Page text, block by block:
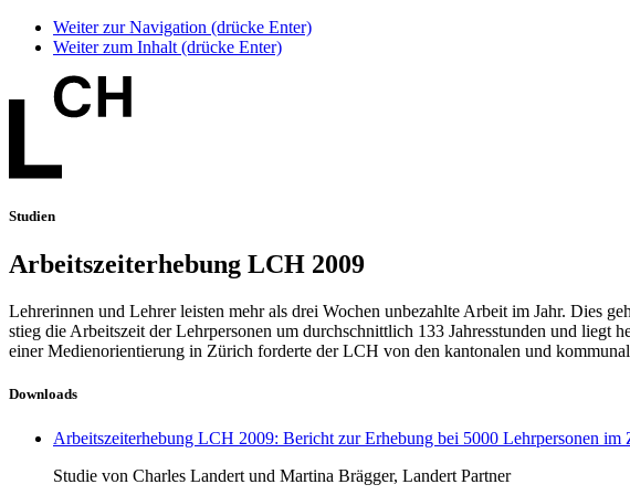
Weiter zur Navigation (drücke Enter)
Weiter zum Inhalt (drücke Enter)
Studien
Arbeitszeiterhebung LCH 2009
Lehrerinnen und Lehrer leisten mehr als drei Wochen unbezahlte Arbeit im Jahr. Dies
stieg die Arbeitszeit der Lehrpersonen um durchschnittlich 133 Jahresstunden und
einer Medienorientierung in Zürich forderte der LCH von den kantonalen und
Downloads
Arbeitszeiterhebung LCH 2009: Bericht zur Erhebung bei 5000 Lehrpersonen im
Studie von Charles Landert und Martina Brägger, Landert Partner